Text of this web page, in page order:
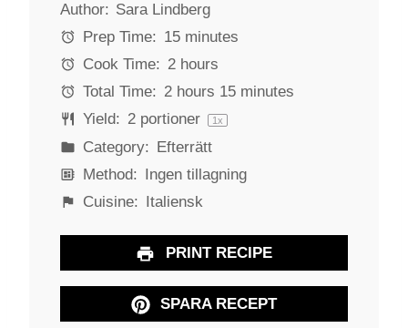
t
r
t
a
r
s
t
a
r
s
t
a
r
s
t
a
Author: Sara Lindberg
Prep Time: 15 minutes
Cook Time: 2 hours
Total Time: 2 hours 15 minutes
Yield: 2portioner 1x
Category: Efterrätt
Method: Ingen tillagning
Cuisine: Italiensk
PRINT RECIPE
SPARA RECEPT